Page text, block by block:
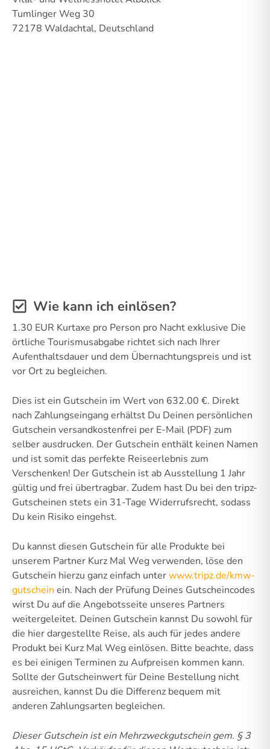
Tumlinger Weg 30
72178 Waldachtal, Deutschland
Wie kann ich einlösen?
1.30 EUR Kurtaxe pro Person pro Nacht exklusive Die
örtliche Tourismusabgabe richtet sich nach Ihrer
Aufenthaltsdauer und dem Übernachtungspreis und ist
vor Ort zu begleichen.
Dies ist ein Gutschein im Wert von 632.00 €. Direkt
nach Zahlungseingang erhältst Du Deinen persönlichen
Gutschein versandkostenfrei per E-Mail (PDF) zum
selber ausdrucken. Der Gutschein enthält keinen Namen
und ist somit das perfekte Reiseerlebnis zum
Verschenken! Der Gutschein ist ab Ausstellung 1 Jahr
gültig und frei übertragbar. Zudem hast Du bei den tripz-
Gutscheinen stets ein 31-Tage Widerrufsrecht, sodass
Du kein Risiko eingehst.
Du kannst diesen Gutschein für alle Produkte bei
unserem Partner Kurz Mal Weg verwenden, löse den
Gutschein hierzu ganz einfach unterwww.tripz.de/kmw-
gutschein ein. Nach der Prüfung Deines Gutscheincodes
wirst Du auf die Angebotsseite unseres Partners
weitergeleitet. Deinen Gutschein kannst Du sowohl für
die hier dargestellte Reise, als auch für jedes andere
Produkt bei Kurz Mal Weg einlösen. Bitte beachte, dass
es bei einigen Terminen zu Aufpreisen kommen kann.
Sollte der Gutscheinwert für Deine Bestellung nicht
ausreichen, kannst Du die Differenz bequem mit
anderen Zahlungsarten begleichen.
Dieser Gutschein ist ein Mehrzweckgutschein gem. § 3